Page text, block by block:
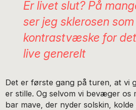
Er livet slut? På
ser jeg sklerosen
kontrast­væske for
live generelt
Det er første gang på turen, at vi
er stille. Og selvom vi bevæger os
bar mave, der nyder solskin,